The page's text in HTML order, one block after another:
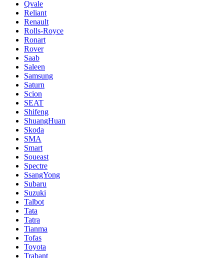
Qvale
Reliant
Renault
Rolls-Royce
Ronart
Rover
Saab
Saleen
Samsung
Saturn
Scion
SEAT
Shifeng
ShuangHuan
Skoda
SMA
Smart
Soueast
Spectre
SsangYong
Subaru
Suzuki
Talbot
Tata
Tatra
Tianma
Tofas
Toyota
Trabant